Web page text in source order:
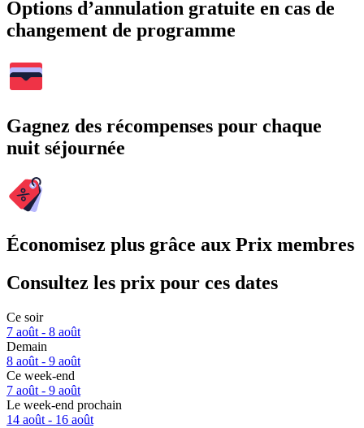
Options d’annulation gratuite en cas de
changement de programme
Gagnez des récompenses pour chaque
nuit séjournée
Économisez plus grâce aux Prix membres
Consultez les prix pour ces dates
Ce soir
7 août - 8 août
Demain
8 août - 9 août
Ce week-end
7 août - 9 août
Le week-end prochain
14 août - 16 août